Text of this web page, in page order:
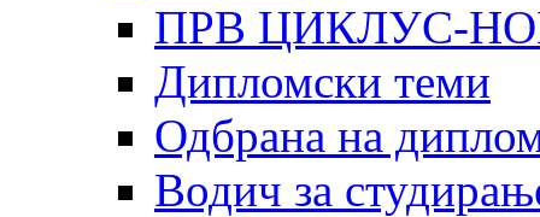
ПРВ ЦИКЛУС-
Дипломски теми
Одбрана на
Водич за